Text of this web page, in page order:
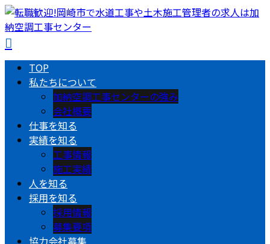
TOP
私たちについて
加納空調工事センターの強み
会社概要
仕事を知る
実績を知る
工事情報
施工実績
人を知る
採用を知る
採用情報
募集要項
協力会社募集